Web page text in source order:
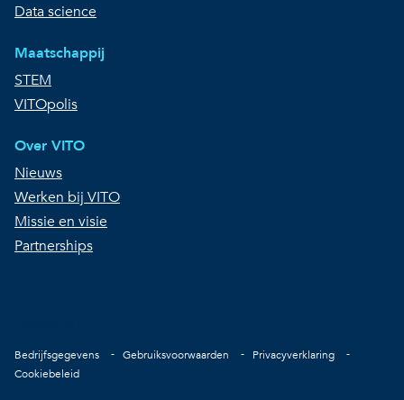
Data science
Maatschappij
STEM
VITOpolis
Over VITO
Nieuws
Werken bij VITO
Missie en visie
Partnerships
Voet
Bedrijfsgegevens Gebruiksvoorwaarden
Privacyverklaring
Cookiebeleid